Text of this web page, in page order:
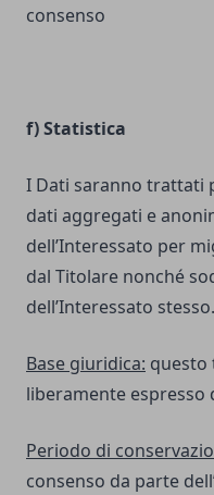
consenso
f) Statistica
I Dati saranno trattati
dati aggregati e
dell’Interessato per
dal Titolare nonché
dell’Interessato stesso.
Base giuridica: questo
liberamente espresso
Periodo di
consenso da parte